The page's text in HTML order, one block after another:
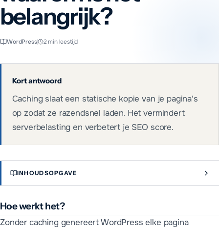
belangrijk?
WordPress 2min leestijd
Kort antwoord
Caching slaat een statische kopie van je pagina's
op zodat ze razendsnel laden. Het vermindert
serverbelasting en verbetert je SEO score.
INHOUDSOPGAVE
Hoe werkt het?
Zonder caching genereert WordPress elke pagina